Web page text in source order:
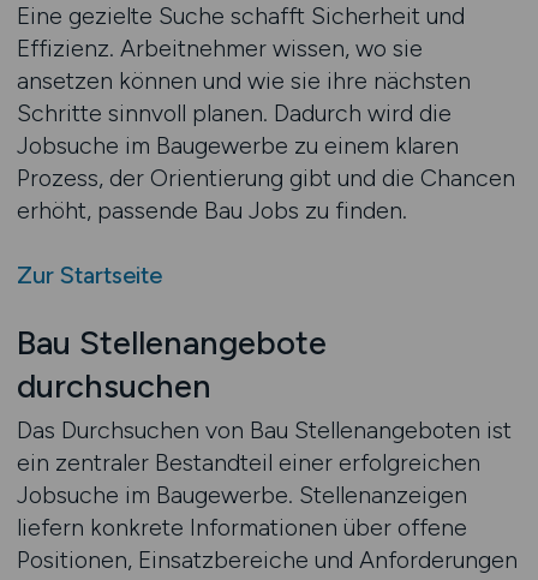
Eine gezielte Suche schafft Sicherheit und
Effizienz. Arbeitnehmer wissen, wo sie
ansetzen können und wie sie ihre nächsten
Schritte sinnvoll planen. Dadurch wird die
Jobsuche im Baugewerbe zu einem klaren
Prozess, der Orientierung gibt und die Chancen
erhöht, passende Bau Jobs zu finden.
Zur Startseite
Bau Stellenangebote
durchsuchen
Das Durchsuchen von Bau Stellenangeboten ist
ein zentraler Bestandteil einer erfolgreichen
Jobsuche im Baugewerbe. Stellenanzeigen
liefern konkrete Informationen über offene
Positionen, Einsatzbereiche und Anforderungen